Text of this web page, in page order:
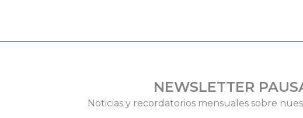
NEWSLETTER
Noticias y recordatorios mensuales sobre